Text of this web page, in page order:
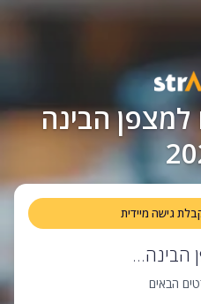
למצפן הבינה
גישה מיידית
הבינה...
הבאים